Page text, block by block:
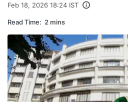
Feb 18, 2026 18:24 IST
Read Time: 2 mins